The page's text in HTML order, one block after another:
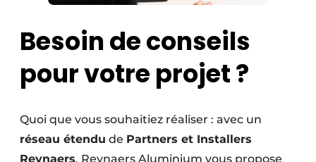
Besoin de conseils
pour votre projet ?
Quoi que vous souhaitiez réaliser : avec un
réseau étendu de Partners et Installers
Reynaers, Reynaers Aluminium vous propose